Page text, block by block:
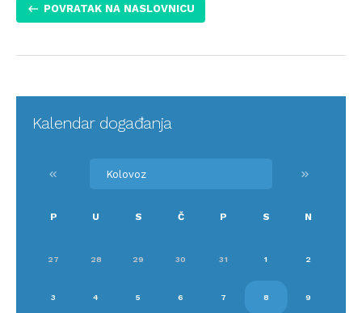
POVRATAK NA NASLOVNICU
Kalendar događanja
keyboard_double_arrow_left keyboard_double_arrow_right
P U S Č P S N
27 28 29 30 31 1 2
3 4 5 6 7 8 9